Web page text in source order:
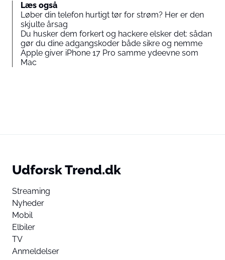
Læs også
Løber din telefon hurtigt tør for strøm? Her er den
skjulte årsag
Du husker dem forkert og hackere elsker det: sådan
gør du dine adgangskoder både sikre og nemme
Apple giver iPhone 17 Pro samme ydeevne som
Mac
Udforsk Trend.dk
Streaming
Nyheder
Mobil
Elbiler
TV
Anmeldelser